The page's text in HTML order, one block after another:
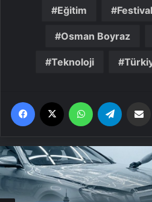
Eğitim Festival
Osman Boyraz
Teknoloji
Facebook WhatsApp